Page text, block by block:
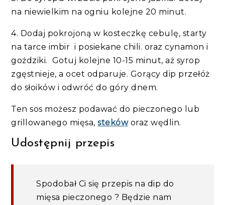
na niewielkim na ogniu kolejne 20 minut.
4. Dodaj pokrojoną w kosteczkę cebulę, starty
na tarce imbir i posiekane chili. oraz cynamon i
goździki. Gotuj kolejne 10-15 minut, aż syrop
zgęstnieje, a ocet odparuje. Gorący dip przełóż
do słoików i odwróć do góry dnem.
Ten sos możesz podawać do pieczonego lub
grillowanego mięsa,stekóworaz wędlin.
Udostępnij przepis
Spodobał Ci się przepis na dip do
mięsa pieczonego ? Będzie nam